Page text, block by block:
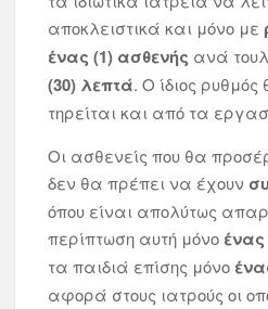
αποκλειστικά και μόνο με
ένας (1) ασθενής ανά
(30) λεπτά. Ο ίδιος
τηρείται και από τα
Οι ασθενείς που θα
δεν θα πρέπει να έχουν
όπου είναι απολύτως
περίπτωση αυτή μόνο
τα παιδιά επίσης μόνο
αφορά στους ιατρούς οι